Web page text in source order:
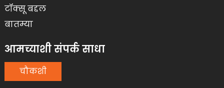
टॉक्सू बद्दल
बातम्या
आमच्याशी संपर्क साधा
चौकशी